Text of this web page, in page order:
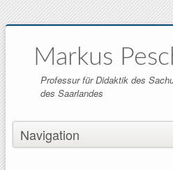
Markus
Professur für Didaktik des
des Saarlandes